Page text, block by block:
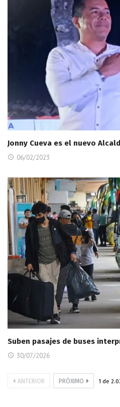
Jonny Cueva es el nuevo
06/02/2023
Suben pasajes de buses
30/07/2026
ANTERIOR PRÓXIMO 1 de